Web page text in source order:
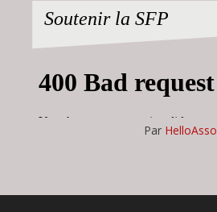
Soutenir la SFP
Par HelloAsso